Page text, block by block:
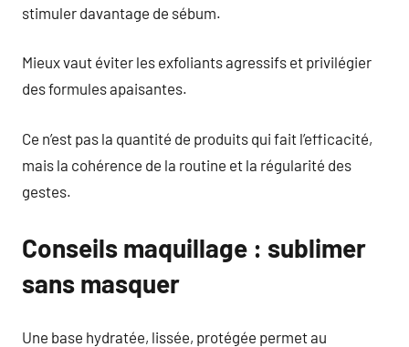
stimuler davantage de sébum.
Mieux vaut éviter les exfoliants agressifs et privilégier
des formules apaisantes.
Ce n’est pas la quantité de produits qui fait l’efficacité,
mais la cohérence de la routine et la régularité des
gestes.
Conseils maquillage : sublimer
sans masquer
Une base hydratée, lissée, protégée permet au